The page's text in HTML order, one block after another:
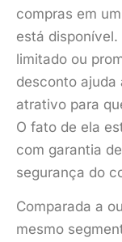
compras em
está
limitado ou
desconto ajuda
atrativo para
O fato de ela
com garantia
segurança do
Comparada a
mesmo